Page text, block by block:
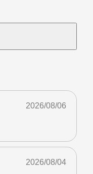
2026/08/06
2026/08/04